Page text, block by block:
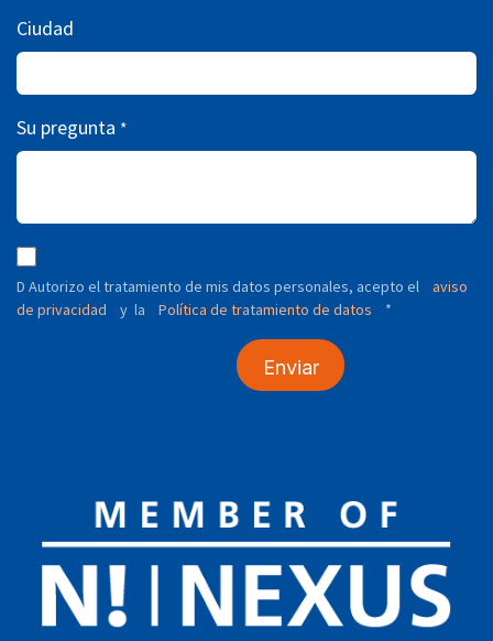
Ciudad
Su pregunta *
D Autorizo ​​el tratamiento de mis datos personales, acepto el
aviso
de privacidad
y la Política de tratamiento de datos *
Enviar